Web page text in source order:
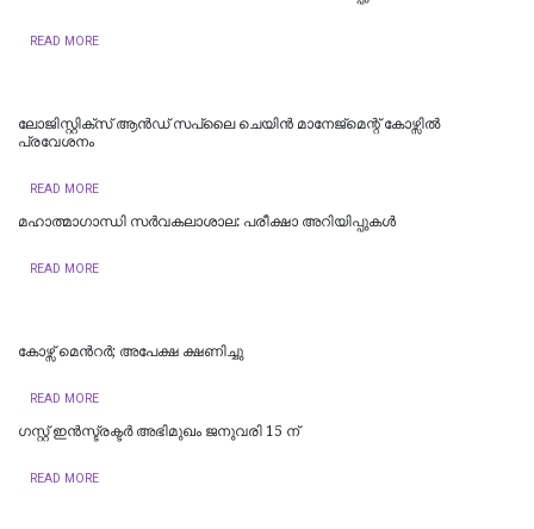
READ MORE
​ലോജിസ്റ്റിക്സ് ആൻഡ് സപ്ലൈ ചെയിൻ മാനേജ്‌മെന്റ് കോഴ്സിൽ
പ്രവേശനം
READ MORE
മഹാത്മാഗാന്ധി സർവകലാശാല: പരീക്ഷാ അറിയിപ്പുകൾ
READ MORE
കോഴ്സ് മെന്‍റര്‍; അപേക്ഷ ക്ഷണിച്ചു
READ MORE
ഗസ്റ്റ് ഇൻസ്ട്രക്ടർ അഭിമുഖം ജനുവരി 15 ന്
READ MORE